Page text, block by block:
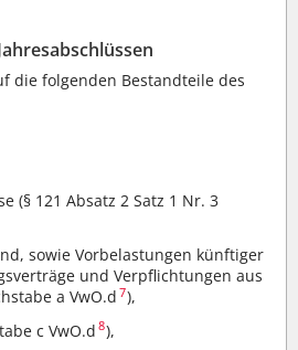
die folgenden Bestandteile des
(§ 121 Absatz 2 Satz 1 Nr. 3
sowie Vorbelastungen künftiger
und Verpflichtungen aus
a VwO.d 7),
c VwO.d 8),